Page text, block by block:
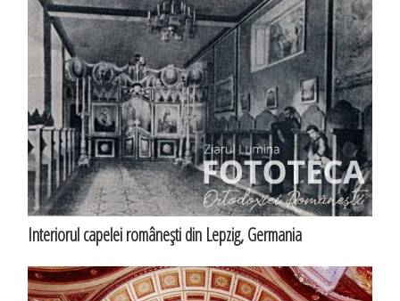
Interiorul capelei româneşti din Lepzig, Germania